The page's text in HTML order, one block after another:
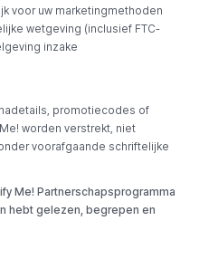
voor uw marketingmethoden
wetgeving (inclusief FTC-
inzake
promotiecodes of
worden verstrekt, niet
voorafgaande schriftelijke
Me! Partnerschapsprogramma
hebt gelezen, begrepen en